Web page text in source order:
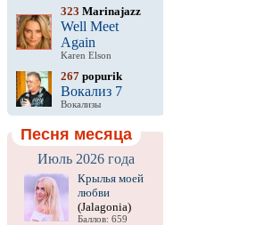
323 Marinajazz
Well Meet
Again
Karen Elson
267 popurik
Вокализ 7
Вокализы
Песня месяца
Июль 2026 года
Крылья моей
любви
(Jalagonia)
Баллов: 659